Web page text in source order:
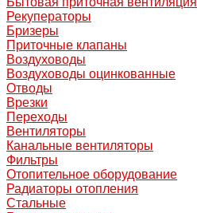
Рекуператоры
Бризеры
Приточные клапаны
Воздуховоды
Воздуховоды оцинкованные
Отводы
Врезки
Переходы
Вентиляторы
Канальные вентиляторы
Фильтры
Отопительное оборудование
Радиаторы отопления
Стальные